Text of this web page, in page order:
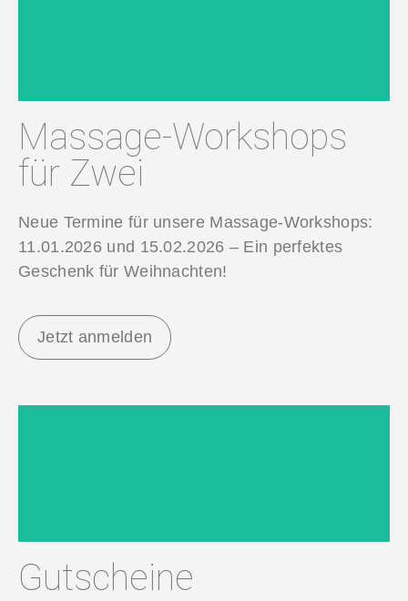
Massage-Workshops
für Zwei
Neue Termine für unsere Massage-Workshops:
11.01.2026 und 15.02.2026 – Ein perfektes
Geschenk für Weihnachten!
Jetzt anmelden
Gutscheine